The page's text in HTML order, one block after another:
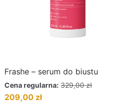
Frashe – serum do biustu
Cena regularna: 329,00zł
209,00 zł